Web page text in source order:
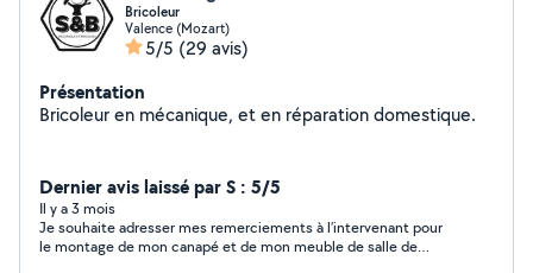
Bricoleur
Valence (Mozart)
5/5 (29 avis)
Présentation
Bricoleur en mécanique, et en réparation domestique.
Dernier avis laissé par S : 5/5
Il y a 3 mois
Je souhaite adresser mes remerciements à l’intervenant pour
le montage de mon canapé et de mon meuble de salle de